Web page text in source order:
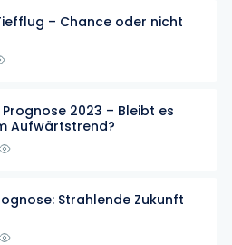
– Chance oder nicht
2023 – Bleibt es
Aufwärtstrend?
Strahlende Zukunft